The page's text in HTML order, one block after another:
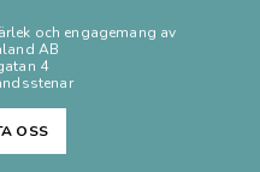
och engagemang av
AB
4
OSS